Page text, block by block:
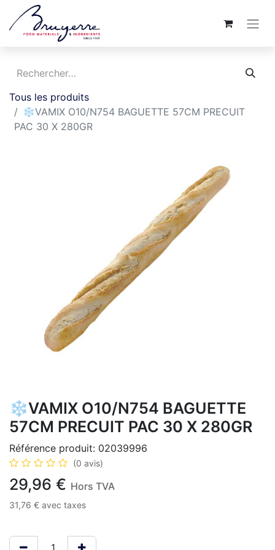
Tous les produits
❄️VAMIX O10/N754 BAGUETTE 57CM PRECUIT
PAC 30 X 280GR
❄️VAMIX O10/N754 BAGUETTE
57CM PRECUIT PAC 30 X 280GR
Référence produit: 02039996
(0 avis)
29,96 € Hors TVA
31,76 € avec taxes